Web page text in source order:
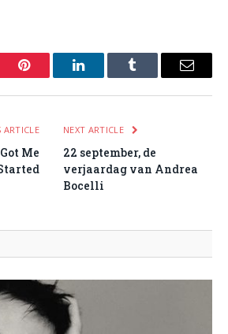
Pinterest LinkedInTumblr Email
ARTICLE
Me
NEXT ARTICLE
22 september, de
verjaardag van Andrea
Bocelli